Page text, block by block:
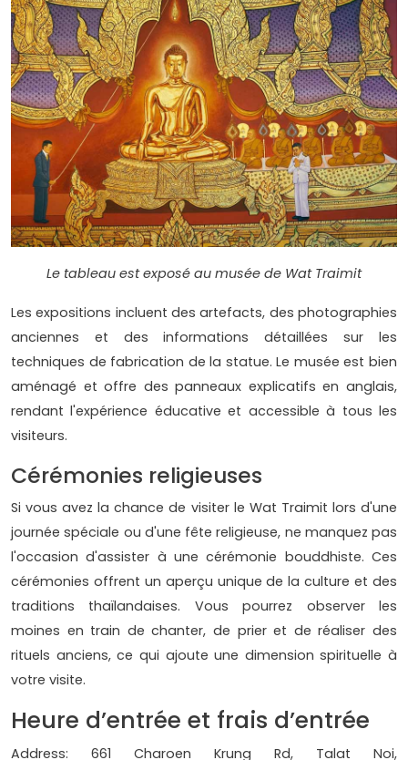
Le tableau est exposé au musée de Wat Traimit
Les expositions incluent des artefacts, des photographies
anciennes et des informations détaillées sur les
techniques de fabrication de la statue. Le musée est bien
aménagé et offre des panneaux explicatifs en anglais,
rendant l'expérience éducative et accessible à tous les
visiteurs.
Cérémonies religieuses
Si vous avez la chance de visiter le Wat Traimit lors d'une
journée spéciale ou d'une fête religieuse, ne manquez pas
l'occasion d'assister à une cérémonie bouddhiste. Ces
cérémonies offrent un aperçu unique de la culture et des
traditions thaïlandaises. Vous pourrez observer les
moines en train de chanter, de prier et de réaliser des
rituels anciens, ce qui ajoute une dimension spirituelle à
votre visite.
Heure d’entrée et frais d’entrée
Address: 661 Charoen Krung Rd, Talat Noi,